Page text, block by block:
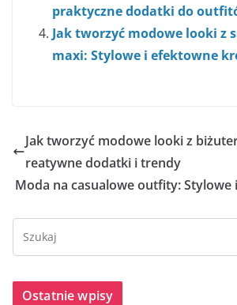
praktyczne dodatki do
Jak tworzyć modowe looki z
maxi: Stylowe i efektowne
Jak tworzyć modowe looki z
reatywne dodatki i trendy
Moda na casualowe outfity:
Ostatnie wpisy